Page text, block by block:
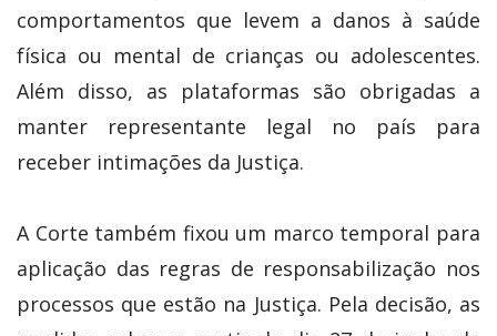
comportamentos que levem a danos à saúde
física ou mental de crianças ou adolescentes.
Além disso, as plataformas são obrigadas a
manter representante legal no país para
receber intimações da Justiça.
A Corte também fixou um marco temporal para
aplicação das regras de responsabilização nos
processos que estão na Justiça. Pela decisão, as